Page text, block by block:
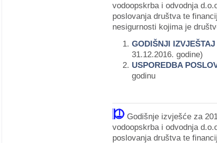
vodoopskrba i odvodnja
poslovanja društva te
nesigurnosti kojima je
GODIŠNJI
31.12.2016. godine)
USPOREDBA
godinu
Godišnje izvješće za
vodoopskrba i odvodnja
poslovanja društva te